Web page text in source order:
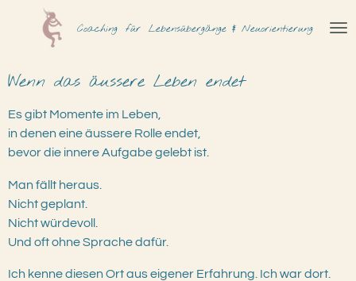
Hauptinhalt Coaching für Lebensübergänge & Neuorientierung
Wenn das äussere Leben endet
Es gibt Momente im Leben,
in denen eine äussere Rolle endet,
bevor die innere Aufgabe gelebt ist.
Man fällt heraus.
Nicht geplant.
Nicht würdevoll.
Und oft ohne Sprache dafür.
Ich kenne diesen Ort aus eigener Erfahrung. Ich war dort.